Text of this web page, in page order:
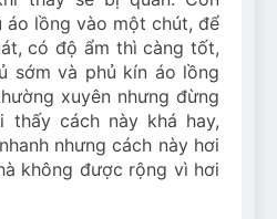
áo lồng vào một chút, để
có độ ẩm thì càng tốt,
sớm và phủ kín áo lồng
xuyên nhưng đừng
thấy cách này khá hay,
nhưng cách này hơi
không được rộng vì hơi